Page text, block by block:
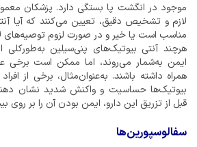
موجود در انگشت پا بستگی دارد. پزشکان
لازم و تشخیص دقیق، تعیین می‌کنند که آیا
مناسب است یا خیر و در صورت لزوم توصیه‌های
هرچند آنتی بیوتیک‌های پنی‌سیلین به‌طورکلی
ایمن به‌شمار می‌روند، اما ممکن است برخی
همراه داشته باشند. به‌عنوان‌مثال، برخی از
بیوتیک‌ها حساسیت و واکنش شدید نشان
قبل از تزریق این دارو، ایمن بودن آن را بر روی
سفالوسپورین‌ها